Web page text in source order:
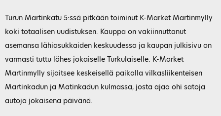
Turun Martinkatu 5:ssä pitkään toiminut K-Market Martinmylly
koki totaalisen uudistuksen. Kauppa on vakiinnuttanut
asemansa lähiasukkaiden keskuudessa ja kaupan julkisivu on
varmasti tuttu lähes jokaiselle Turkulaiselle. K-Market
Martinmylly sijaitsee keskeisellä paikalla vilkasliikenteisen
Martinkadun ja Matinkadun kulmassa, josta ajaa ohi satoja
autoja jokaisena päivänä.